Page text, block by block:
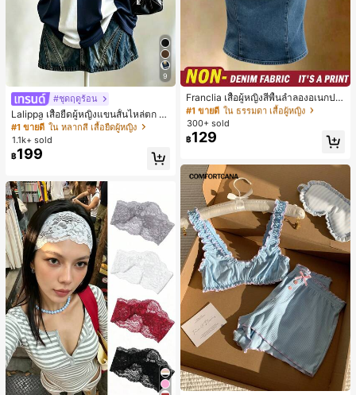
9
#ชุดฤดูร้อน
Lalippa เสื้อยืดผู้หญิงแขนสั้นไหล่ตก ค
อวีปกเสื้อ ลายพิมพ์ดิจิทัลลายทาง สไตล์
สปอร์ตแฟชั่นมินิมอล ของขวัญสำหรับเ
พื่อน
#1 ขายดี ใน หลากสี เสื้อยืดผู้หญิง
1.1k+ sold
฿199
Franclia เสื้อผู้หญิงสีพื้นลำลองอเนกปร
ะสงค์สำหรับใส่ประจำวัน
#1 ขายดี ใน ธรรมดา เสื้อผู้หญิง
เกือบหมดแล้ว!
#1 ขายดี ใน ธรรมดา เสื้อผู้หญิง
เกือบหมดแล้ว!
#1 ขายดี ใน ธรรมดา เสื้อผู้หญิง
เกือบหมดแล้ว!
#1 ขายดี
300+ sold
฿129